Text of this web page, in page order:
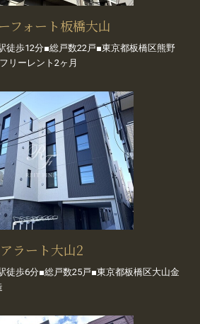
フォート板橋大山
徒歩12分■総戸数22戸■東京都板橋区熊野
リーレント2ヶ月
アラート大山2
徒歩6分■総戸数25戸■東京都板橋区大山金